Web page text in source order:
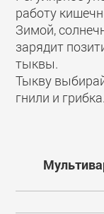
работу
Зимой,
зарядит
тыквы.
Тыкву
гнили и